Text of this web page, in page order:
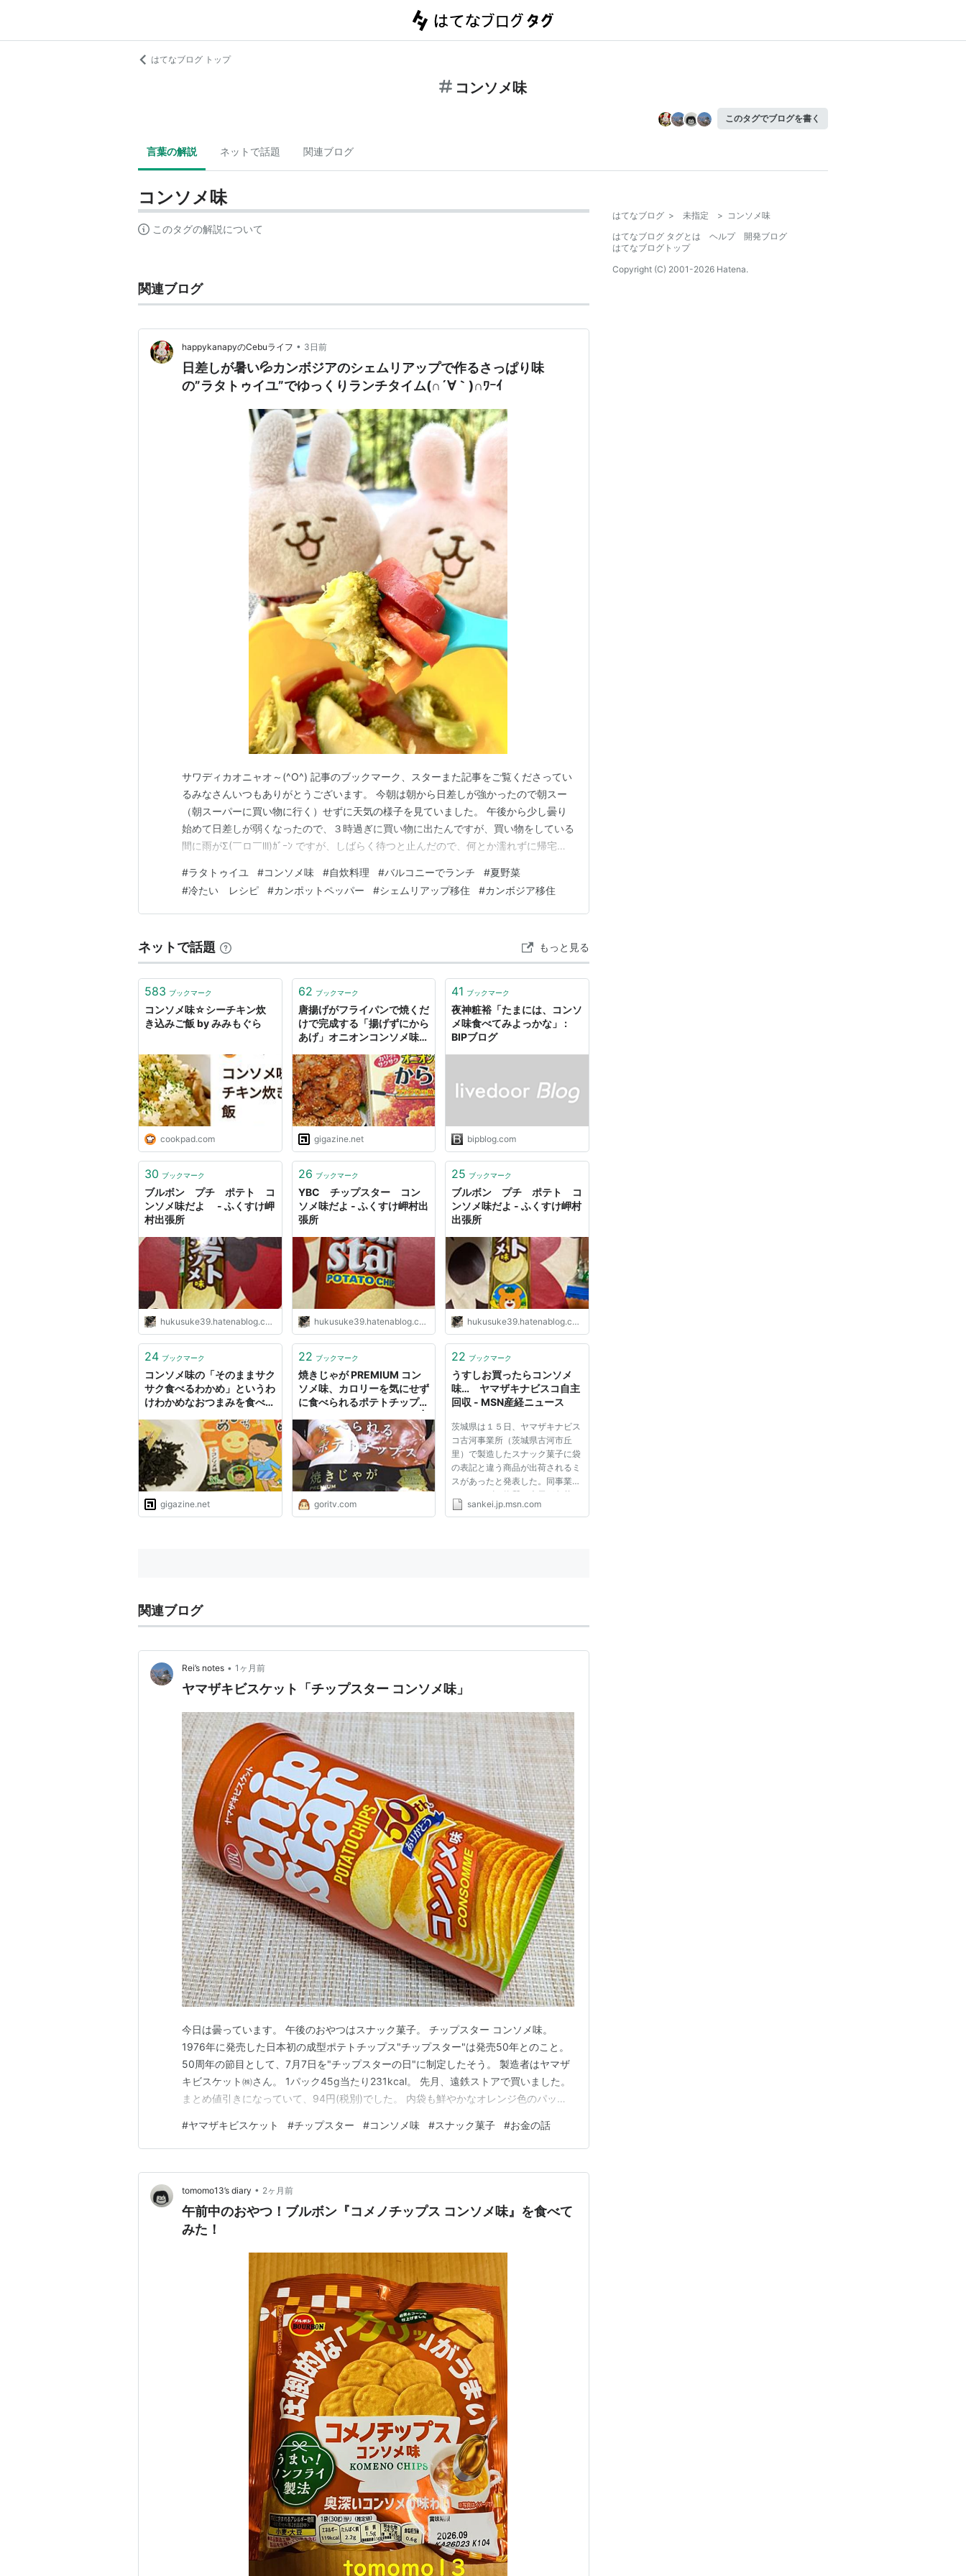
はてなブログ トップ
コンソメ味
このタグでブログを書く
言葉の解説 ネットで話題 関連ブログ
コンソメ味
このタグの解説について
関連ブログ
happykanapyのCebuライフ • 3日前
日差しが暑い💦カンボジアのシェムリアップで作るさっぱり味
の”ラタトゥイユ”でゆっくりランチタイム(∩´∀｀)∩ﾜｰｲ
サワディカオニャオ～(^O^) 記事のブックマーク、スターまた記事をご覧くださってい
るみなさんいつもありがとうございます。 今朝は朝から日差しが強かったので朝スー
（朝スーパーに買い物に行く）せずに天気の様子を見ていました。 午後から少し曇り
始めて日差しが弱くなったので、３時過ぎに買い物に出たんですが、買い物をしている
間に雨がΣ(￣ロ￣lll)ｶﾞｰﾝ ですが、しばらく待つと止んだので、何とか濡れずに帰宅で
るローカルの人がいるようで、食堂があったりおかずを売っています。 私は、まだ銀
鍋食堂のおかず屋さんは１度しか利用し…
#ラタトゥイユ #コンソメ味 #自炊料理 #バルコニーでランチ #夏野菜
#冷たい レシピ #カンポットペッパー #シェムリアップ移住 #カンボジア移住
ネットで話題 もっと見る
583 ブックマーク
コンソメ味☆シーチキン炊
き込みご飯 by みみもぐら
cookpad.com
62 ブックマーク
唐揚げがフライパンで焼くだ
けで完成する「揚げずにから
あげ」オニオンコンソメ味を
gigazine.net
41 ブックマーク
夜神粧裕「たまには、コンソ
メ味食べてみよっかな」 :
BIPブログ
bipblog.com
30 ブックマーク
ブルボン プチ ポテト コ
ンソメ味だよ - ふくすけ岬
村出張所
hukusuke39.hatenablog.com
26 ブックマーク
YBC チップスター コン
ソメ味だよ - ふくすけ岬村出
張所
hukusuke39.hatenablog.com
25 ブックマーク
ブルボン プチ ポテト コ
ンソメ味だよ - ふくすけ岬村
出張所
hukusuke39.hatenablog.com
24 ブックマーク
コンソメ味の「そのままサク
サク食べるわかめ」というわ
けわかめなおつまみを食べて
gigazine.net
22 ブックマーク
焼きじゃが PREMIUM コン
ソメ味、カロリーを気にせず
に食べられるポテトチップ
ゴリテレビ
goritv.com
22 ブックマーク
うすしお買ったらコンソメ
味… ヤマザキナビスコ自主
回収 - MSN産経ニュース
茨城県は１５日、ヤマザキナビス
コ古河事業所（茨城県古河市丘
里）で製造したスナック菓子に袋
の表記と違う商品が出荷されるミ
スがあったと発表した。同事業所
はアレルギー物質の表示が欠落し
ているとして、自主回収を始めた
sankei.jp.msn.com
関連ブログ
Rei’s notes • 1ヶ月前
ヤマザキビスケット「チップスター コンソメ味」
今日は曇っています。 午後のおやつはスナック菓子。 チップスター コンソメ味。
1976年に発売した日本初の成型ポテトチップス"チップスター"は発売50年とのこと。
50周年の節目として、7月7日を"チップスターの日"に制定したそう。 製造者はヤマザ
キビスケット㈱さん。 1パック45g当たり231kcal。 先月、遠鉄ストアで買いました。
まとめ値引きになっていて、94円(税別)でした。 内袋も鮮やかなオレンジ色のパッケ
メ味で美味しい。 たまに食べたくなるチップスター。 一度に食べるのにはこれくらい
の量でちょうどい…
#ヤマザキビスケット #チップスター #コンソメ味 #スナック菓子 #お金の話
tomomo13’s diary • 2ヶ月前
午前中のおやつ！ブルボン『コメノチップス コンソメ味』を食べて
みた！
はてなブログ > 未指定 > コンソメ味
はてなブログ タグとは
ヘルプ
開発ブログ
はてなブログトップ
Copyright (C) 2001-2026 Hatena.